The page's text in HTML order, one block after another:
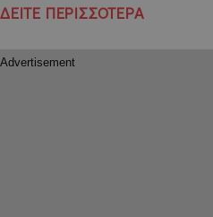
ΔΕΙΤΕ ΠΕΡΙΣΣΟΤΕΡΑ